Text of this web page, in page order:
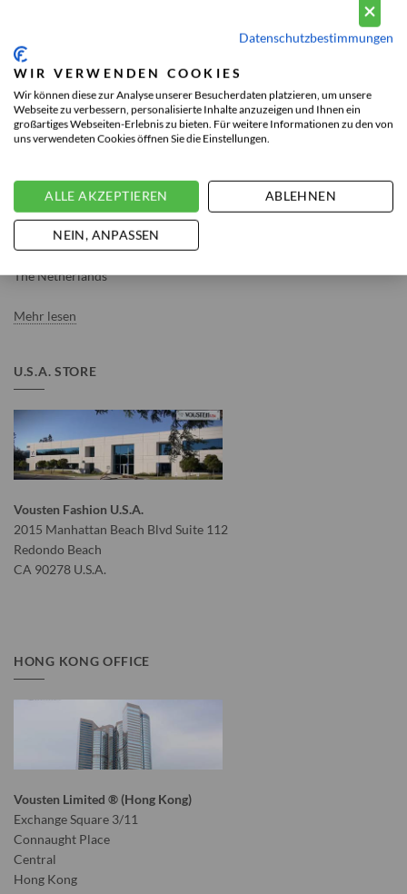
THE NETHERLANDS STORE
Vousten Fashion Nederland
Hoofdstraat 81
5481 AC Schijndel
The Netherlands
Mehr lesen
U.S.A. STORE
Vousten Fashion U.S.A.
2015 Manhattan Beach Blvd Suite 112
Redondo Beach
CA 90278 U.S.A.
HONG KONG OFFICE
Vousten Limited ® (Hong Kong)
Exchange Square 3/11
Connaught Place
Central
Hong Kong
Datenschutzbestimmungen
WIR VERWENDEN COOKIES
Wir können diese zur Analyse unserer Besucherdaten platzieren, um unsere
Webseite zu verbessern, personalisierte Inhalte anzuzeigen und Ihnen ein
großartiges Webseiten-Erlebnis zu bieten. Für weitere Informationen zu den von
uns verwendeten Cookies öffnen Sie die Einstellungen.
ALLE AKZEPTIEREN ABLEHNEN
NEIN, ANPASSEN